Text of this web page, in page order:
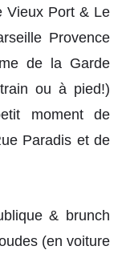
Vieux Port & Le
Provence
de la Garde
ou à pied!)
moment de
Paradis et de
& brunch
(en voiture